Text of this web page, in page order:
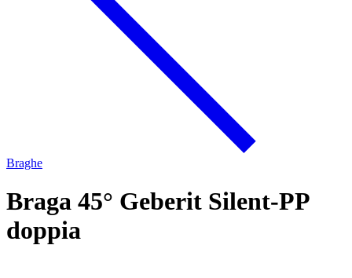
Braghe
Braga 45° Geberit Silent-PP
doppia